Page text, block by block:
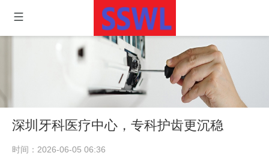
深圳牙科医疗中心，专科护齿更沉稳
时间：2026-06-05 06:36